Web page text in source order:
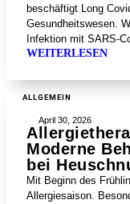
beschäftigt Long
Gesundheitswesen.
Infektion mit SARS-
WEITERLESEN
ALLGEMEIN
April 30, 2026
Moderne
bei
Mit Beginn des
Allergiesaison.